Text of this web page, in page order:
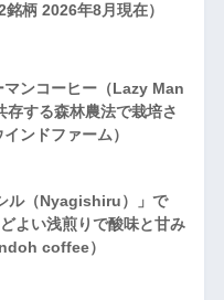
柄 2026年8月現在）
マンコーヒー（Lazy Man
する森林農法で栽培さ
ンドファーム）
ル（Nyagishiru）」で
よい浅煎りで酸味と甘み
coffee）